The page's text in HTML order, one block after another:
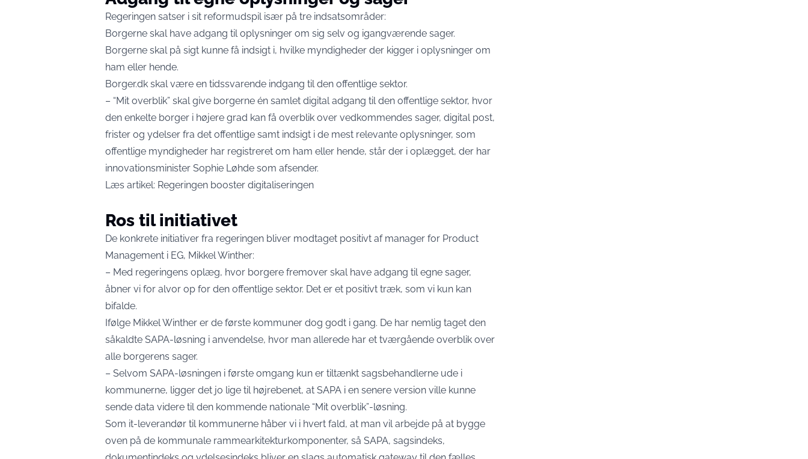
Regeringen satser i sit reformudspil især på tre indsatsområder:
Borgerne skal have adgang til oplysninger om sig selv og igangværende sager.
Borgerne skal på sigt kunne få indsigt i, hvilke myndigheder der kigger i oplysninger om
ham eller hende.
Borger.dk skal være en tidssvarende indgang til den offentlige sektor.
– “Mit overblik” skal give borgerne én samlet digital adgang til den offentlige sektor, hvor
den enkelte borger i højere grad kan få overblik over vedkommendes sager, digital post,
frister og ydelser fra det offentlige samt indsigt i de mest relevante oplysninger, som
offentlige myndigheder har registreret om ham eller hende, står der i oplægget, der har
innovationsminister Sophie Løhde som afsender.
Læs artikel: Regeringen booster digitaliseringen
Ros til initiativet
De konkrete initiativer fra regeringen bliver modtaget positivt af manager for Product
Management i EG, Mikkel Winther:
– Med regeringens oplæg, hvor borgere fremover skal have adgang til egne sager,
åbner vi for alvor op for den offentlige sektor. Det er et positivt træk, som vi kun kan
bifalde.
Ifølge Mikkel Winther er de første kommuner dog godt i gang. De har nemlig taget den
såkaldte SAPA-løsning i anvendelse, hvor man allerede har et tværgående overblik over
alle borgerens sager.
– Selvom SAPA-løsningen i første omgang kun er tiltænkt sagsbehandlerne ude i
kommunerne, ligger det jo lige til højrebenet, at SAPA i en senere version ville kunne
sende data videre til den kommende nationale “Mit overblik”-løsning.
Som it-leverandør til kommunerne håber vi i hvert fald, at man vil arbejde på at bygge
oven på de kommunale rammearkitekturkomponenter, så SAPA, sagsindeks,